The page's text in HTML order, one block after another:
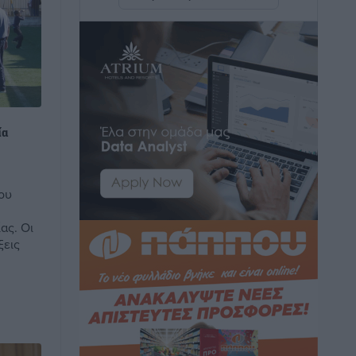
Οι
Νέο ξενοδοχείο στη Ρόδο για την H
Hotels – Χατζηλαζάρου – Προχωρά
καινούργιο ξενοδοχείο στην Κω
Τοπικές Ειδήσεις• πριν 5 ώρες
Αυτοκίνητο μπήκε παράνομα σε
μονόδρομο στο Μαστιχάρι –
Αναποδογύρισε όχημα με μητέρα και
5χρονο παιδί
Τοπικές Ειδήσεις πριν 5 ώρες
“Η Ευρώπη αντιμετώπιζε το
προσφυγικό σαν ταινία τρόμου” – Η
συγκλονιστική μαρτυρία της Χαρούλας
Γιασιράνη στον RV για τα γεγονότα που